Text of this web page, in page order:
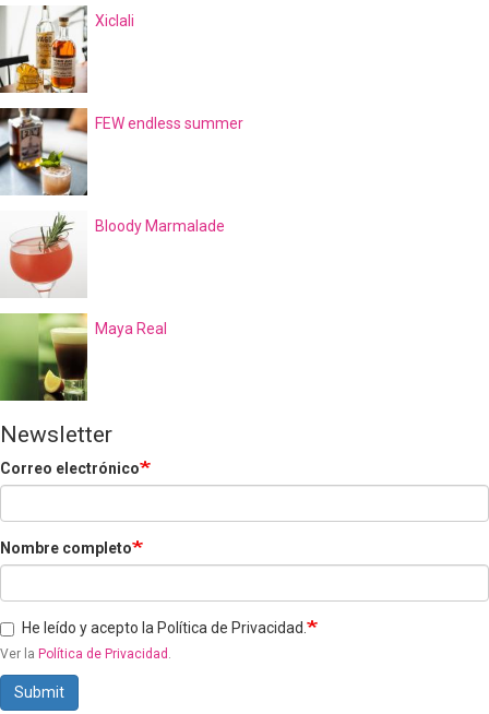
Xiclali
FEW endless summer
Bloody Marmalade
Maya Real
Newsletter
Correo electrónico
Nombre completo
He leído y acepto la Política de Privacidad.
Ver la Política de Privacidad .
Submit